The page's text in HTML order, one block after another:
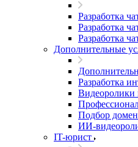
Разработка
Разработка
Разработка
Дополнительные
Разработка
Подбор
ИИ-
IT-юрист